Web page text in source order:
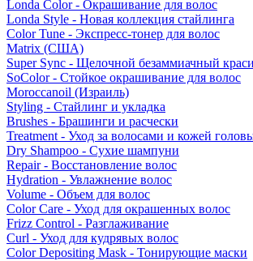
Londa Color - Окрашивание для волос
Londa Style - Новая коллекция стайлинга
Color Tune - Экспресс-тонер для волос
Matrix (США)
Super Sync - Щелочной безаммиачный
SoColor - Стойкое окрашивание для волос
Moroccanoil (Израиль)
Styling - Стайлинг и укладка
Brushes - Брашинги и расчески
Treatment - Уход за волосами и кожей
Dry Shampoo - Сухие шампуни
Repair - Восстановление волос
Hydration - Увлажнение волос
Volume - Объем для волос
Color Care - Уход для окрашенных волос
Frizz Control - Разглаживание
Curl - Уход для кудрявых волос
Color Depositing Mask - Тонирующие маски